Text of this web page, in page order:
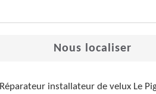
Nous localiser
Réparateur installateur de velux Le